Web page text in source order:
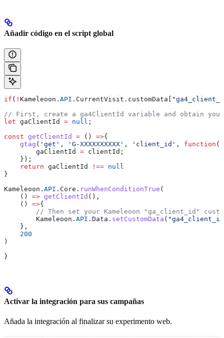
Añadir código en el script global
if ( ! Kameleoon . API . CurrentVisit . customData
// First, create a ga4ClientId variable and obtain
let gaClientId = null ;
const getClientId = () =>{
    gtag
( 'get' , 'G-XXXXXXXXXX' , 'client_id' , function (
        gaClientId
= clientId ;
    });
    return
gaClientId !== null
}
Kameleoon . API . Core . runWhenConditionTrue (
    ()
=> getClientId (),
    ()
=>{
// Then set your Kameleoon "ga_client_id"
        Kameleoon
. API . Data . setCustomData (
    },
    200
)
}
Activar la integración para sus campañas
Añada la integración al finalizar su experimento web.